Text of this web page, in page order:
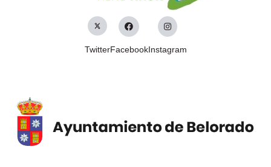
TwitterFacebookInstagram